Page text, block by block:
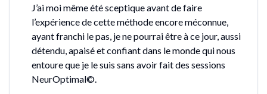
J’ai moi même été sceptique avant de faire
l’expérience de cette méthode encore méconnue,
ayant franchi le pas, je ne pourrai être à ce jour, aussi
détendu, apaisé et confiant dans le monde qui nous
entoure que je le suis sans avoir fait des sessions
NeurOptimal©.